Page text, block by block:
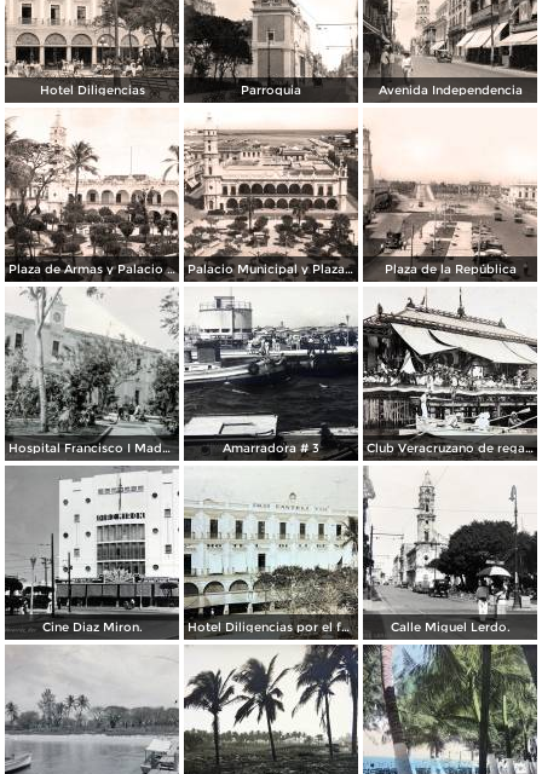
Hotel Diligencias Parroquia Avenida Independencia
Plaza de Armas y Palacio Municipal Palacio Municipal y Plaza de Armas Plaza de la República
Hospital Francisco I Madero. Amarradora # 3 Club Veracruzano de regatas.
Cine Diaz Miron. Hotel Diligencias por el fotografo Walter E Hadsell. ( Circulada el 17 de Febrero de 1914 ). Calle Miguel Lerdo.